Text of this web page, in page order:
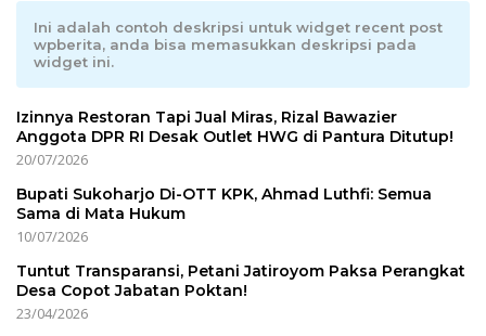
Ini adalah contoh deskripsi untuk widget recent post
wpberita, anda bisa memasukkan deskripsi pada
widget ini.
Izinnya Restoran Tapi Jual Miras, Rizal Bawazier
Anggota DPR RI Desak Outlet HWG di Pantura Ditutup!
20/07/2026
Bupati Sukoharjo Di-OTT KPK, Ahmad Luthfi: Semua
Sama di Mata Hukum
10/07/2026
Tuntut Transparansi, Petani Jatiroyom Paksa Perangkat
Desa Copot Jabatan Poktan!
23/04/2026